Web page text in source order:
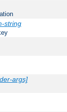
string
args]